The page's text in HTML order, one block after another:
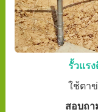
รั้วแรง
ใช้ตา
สอบถา